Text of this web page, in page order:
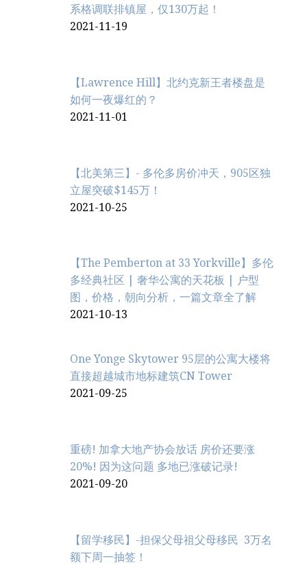
系格调联排镇屋，仅130万起！
2021-11-19
【Lawrence Hill】北约克新王者楼盘是
如何一夜爆红的？
2021-11-01
【北美第三】- 多伦多房价冲天，905区独
立屋突破$145万！
2021-10-25
【The Pemberton at 33 Yorkville】多伦
多经典社区 | 奢华公寓的天花板 | 户型
图，价格，朝向分析，一篇文章全了解
2021-10-13
One Yonge Skytower 95层的公寓大楼将
直接超越城市地标建筑CN Tower
2021-09-25
重磅! 加拿大地产协会放话 房价还要涨
20%! 因为这问题 多地已涨破记录!
2021-09-20
【留学移民】-担保父母祖父母移民 3万名
额下周一抽签！